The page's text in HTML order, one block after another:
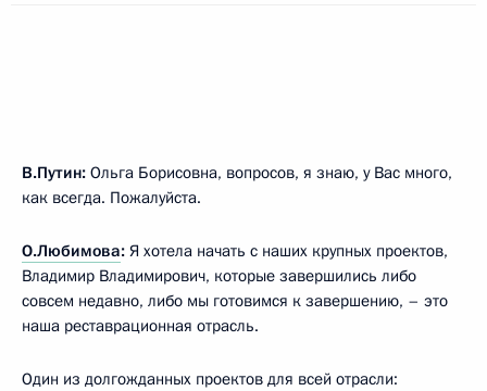
В.Путин: Ольга Борисовна, вопросов, я знаю, у Вас много,
как всегда. Пожалуйста.
О.Любимова: Я хотела начать с наших крупных проектов,
Владимир Владимирович, которые завершились либо
совсем недавно, либо мы готовимся к завершению, – это
наша реставрационная отрасль.
Один из долгожданных проектов для всей отрасли: